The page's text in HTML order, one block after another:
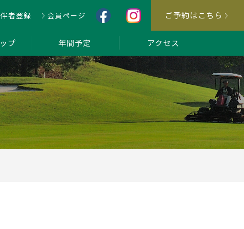
者登録 会員ページ ご予約はこちら
プ 年間予定 アクセス